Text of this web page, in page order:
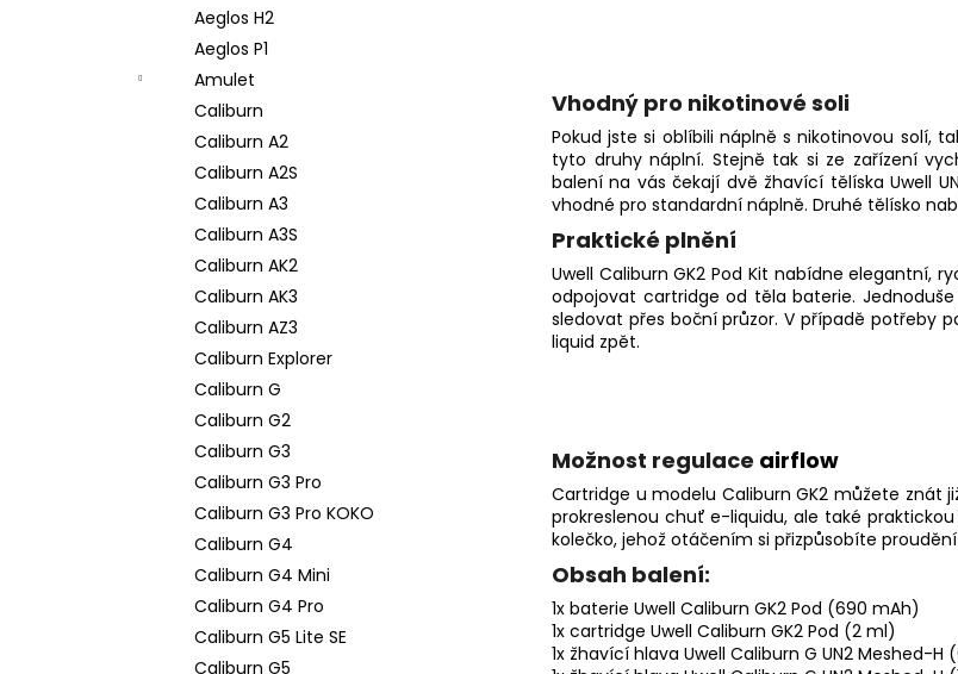
Aeglos H2
Aeglos P1
Amulet
Caliburn
Caliburn A2
Caliburn A2S
Caliburn A3
Caliburn A3S
Caliburn AK2
Caliburn AK3
Caliburn AZ3
Caliburn Explorer
Caliburn G
Caliburn G2
Caliburn G3
Caliburn G3 Pro
Caliburn G3 Pro KOKO
Caliburn G4
Caliburn G4 Mini
Caliburn G4 Pro
Caliburn G5 Lite SE
Caliburn G5
Vhodný pro nikotinové soli
Pokud jste si oblíbili náplně s nikotinovou solí,
tyto druhy náplní. Stejně tak si ze zařízení
balení na vás čekají dvě žhavící tělíska Uwell
vhodné pro standardní náplně. Druhé tělísko
Praktické plnění
Uwell Caliburn GK2 Pod Kit nabídne elegantní,
odpojovat cartridge od těla baterie.
sledovat přes boční průzor. V případě potřeby
liquid zpět.
Možnost regulace airflow
Cartridge u modelu Caliburn GK2 můžete znát
prokreslenou chuť e-liquidu, ale také
kolečko, jehož otáčením si přizpůsobíte
Obsah balení:
1x baterie Uwell Caliburn GK2 Pod (690 mAh)
1x cartridge Uwell Caliburn GK2 Pod (2 ml)
1x žhavící hlava Uwell Caliburn G UN2 Meshed-H